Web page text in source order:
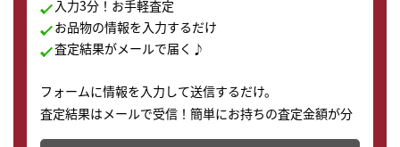
入力3分！お手軽査定
お品物の情報を入力するだけ
査定結果がメールで届く♪
フォームに情報を入力して送信するだけ。
査定結果はメールで受信！簡単にお持ちの査定金額が分
かります。